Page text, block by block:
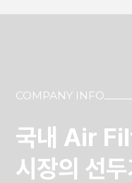
COMPANY INFO
국내 Air
시장의 선